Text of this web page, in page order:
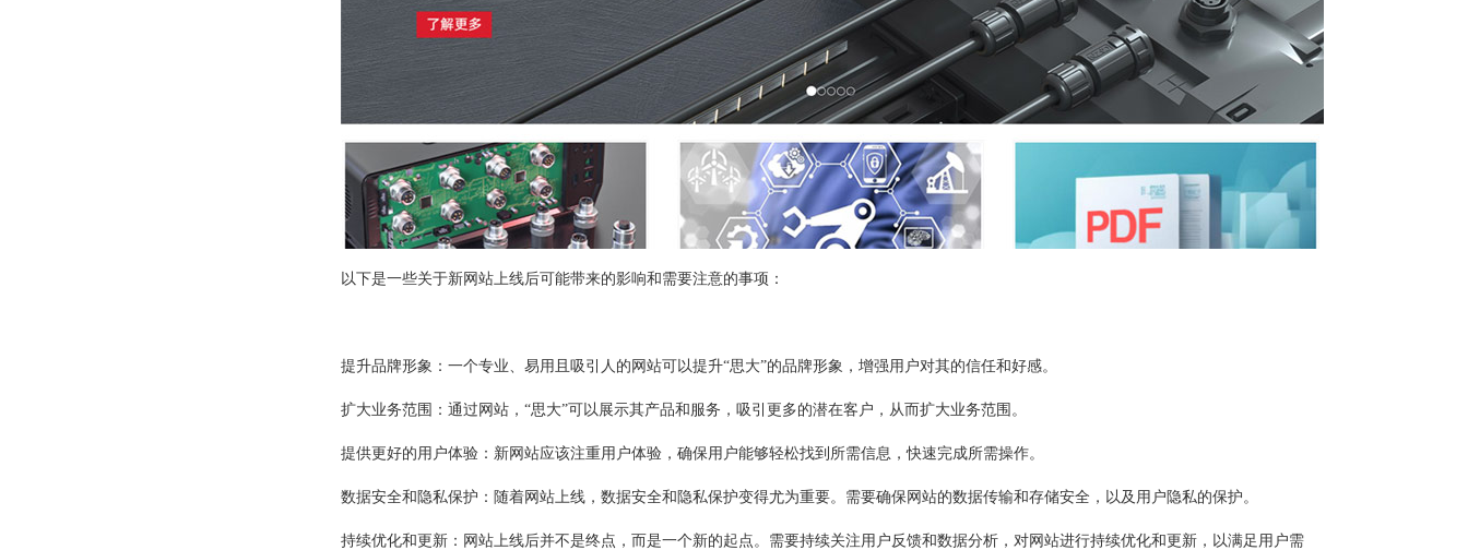
以下是一些关于新网站上线后可能带来的影响和需要注意的事项：
提升品牌形象：一个专业、易用且吸引人的网站可以提升“思大”的品牌形象，增强用户对其的信任和好感。
扩大业务范围：通过网站，“思大”可以展示其产品和服务，吸引更多的潜在客户，从而扩大业务范围。
提供更好的用户体验：新网站应该注重用户体验，确保用户能够轻松找到所需信息，快速完成所需操作。
数据安全和隐私保护：随着网站上线，数据安全和隐私保护变得尤为重要。需要确保网站的数据传输和存储安全，以及用户隐私的保护。
持续优化和更新：网站上线后并不是终点，而是一个新的起点。需要持续关注用户反馈和数据分析，对网站进行持续优化和更新，以满足用户需